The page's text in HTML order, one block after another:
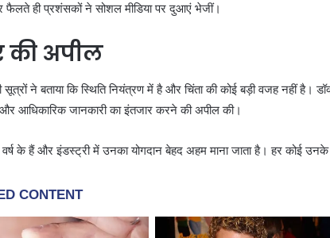
फैलते ही प्रशंसकों ने सोशल मीडिया पर दुआएं भेजीं।
की अपील
सूत्रों ने बताया कि स्थिति नियंत्रण में है और चिंता की कोई बड़ी वजह नहीं है।
आधिकारिक जानकारी का इंतजार करने की अपील की।
के हैं और इंडस्ट्री में उनका योगदान बेहद अहम माना जाता है। हर कोई